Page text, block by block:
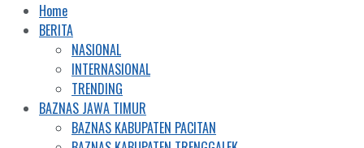
Home
BERITA
NASIONAL
INTERNASIONAL
TRENDING
BAZNAS JAWA TIMUR
BAZNAS KABUPATEN PACITAN